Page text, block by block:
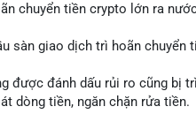
chuyển tiền crypto lớn ra
sàn giao dịch trì hoãn chuyển
được đánh dấu rủi ro cũng bị
dòng tiền, ngăn chặn rửa tiền.